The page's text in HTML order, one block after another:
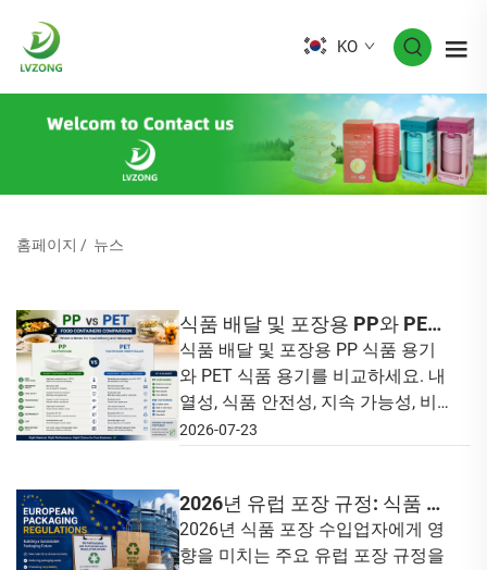
KO
홈페이지 / 뉴스
식품 배달 및 포장용 PP와 PET
식품 용기: 어떤 것이 더 나은
가?
식품 배달 및 포장용 PP 식품 용기
와 PET 식품 용기를 비교하세요. 내
열성, 식품 안전성, 지속 가능성, 비
용, 그리고 귀사의 사업에 가장 적합
2026-07-23
2026년 유럽 포장 규정: 식품 포
장 수입업체가 알아야 할 사항
2026년 식품 포장 수입업자에게 영
향을 미치는 주요 유럽 포장 규정을